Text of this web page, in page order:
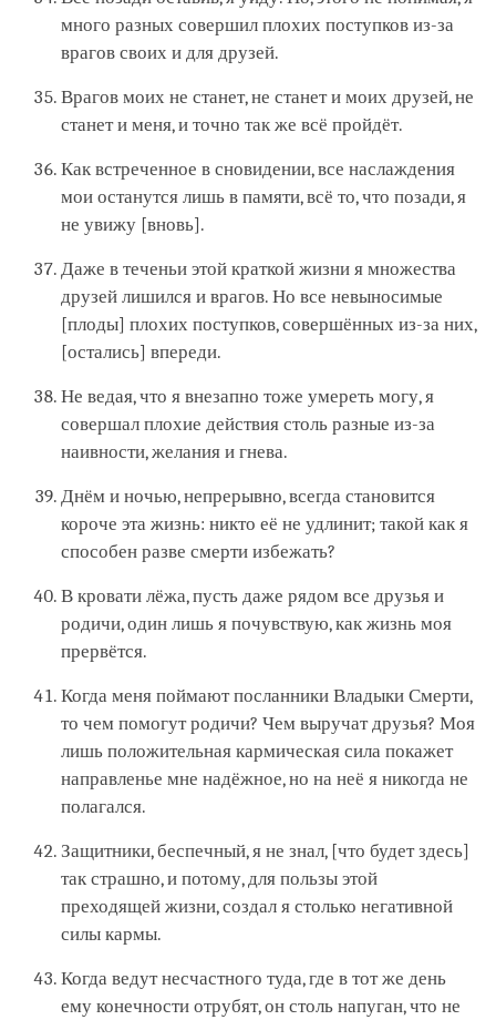
много разных совершил плохих поступков из-за
врагов своих и для друзей.
Врагов моих не станет, не станет и моих друзей, не
станет и меня, и точно так же всё пройдёт.
Как встреченное в сновидении, все наслаждения
мои останутся лишь в памяти, всё то, что позади, я
не увижу [вновь].
Даже в теченьи этой краткой жизни я множества
друзей лишился и врагов. Но все невыносимые
[плоды] плохих поступков, совершённых из-за них,
[остались] впереди.
Не ведая, что я внезапно тоже умереть могу, я
совершал плохие действия столь разные из-за
наивности, желания и гнева.
Днём и ночью, непрерывно, всегда становится
короче эта жизнь: никто её не удлинит; такой как я
способен разве смерти избежать?
В кровати лёжа, пусть даже рядом все друзья и
родичи, один лишь я почувствую, как жизнь моя
прервётся.
Когда меня поймают посланники Владыки Смерти,
то чем помогут родичи? Чем выручат друзья? Моя
лишь положительная кармическая сила покажет
направленье мне надёжное, но на неё я никогда не
полагался.
Защитники, беспечный, я не знал, [что будет здесь]
так страшно, и потому, для пользы этой
преходящей жизни, создал я столько негативной
силы кармы.
Когда ведут несчастного туда, где в тот же день
ему конечности отрубят, он столь напуган, что не